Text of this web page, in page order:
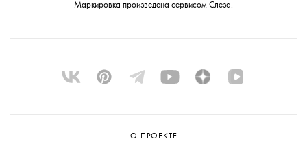
Маркировка произведена сервисом Слеза.
О ПРОЕКТЕ